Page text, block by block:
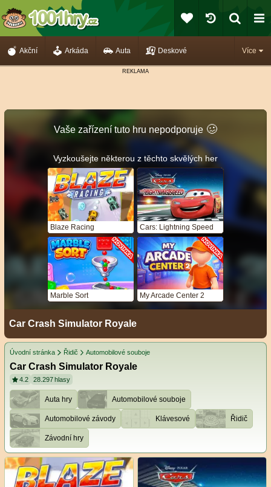
Více
Akční Arkáda Auta Deskové
Vaše zařízení tuto hru nepodporuje 🥴️
Vyzkoušejte některou z těchto skvělých her
Blaze Racing Cars: Lightning Speed
Marble Sort My Arcade Center 2
Car Crash Simulator Royale
Úvodní stránka Řidič Automobilové souboje
Car Crash Simulator Royale
4.2 28.297 hlasy
Auta hry Automobilové souboje
Automobilové závody Klávesové Řidič
Závodní hry